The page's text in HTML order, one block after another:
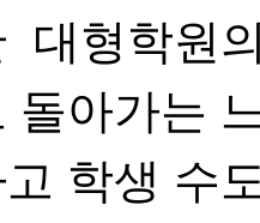
대형학원
돌아가는
학생 수